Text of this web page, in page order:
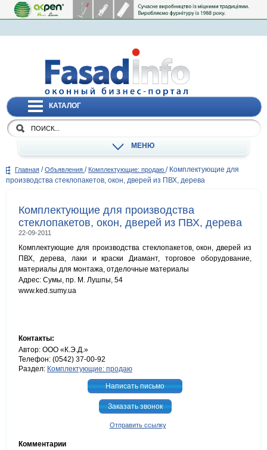
КАТАЛОГ
МЕНЮ
Главная / Объявления / Комплектующие: продаю / Комплектующие для
производства стеклопакетов, окон, дверей из ПВХ, дерева
Комплектующие для производства
стеклопакетов, окон, дверей из ПВХ, дерева
22-09-2011
Комплектующие для производства стеклопакетов, окон, дверей из
ПВХ, дерева, лаки и краски Диамант, торговое оборудование,
материалы для монтажа, отделочные материалы
Адрес: Сумы, пр. М. Лушпы, 54
www.ked.sumy.ua
Контакты:
Автор: ООО «К.Э.Д.»
Телефон: (0542) 37-00-92
Раздел: Комплектующие: продаю
Написать письмо
Заказать звонок
Отправить ссылку
Комментарии